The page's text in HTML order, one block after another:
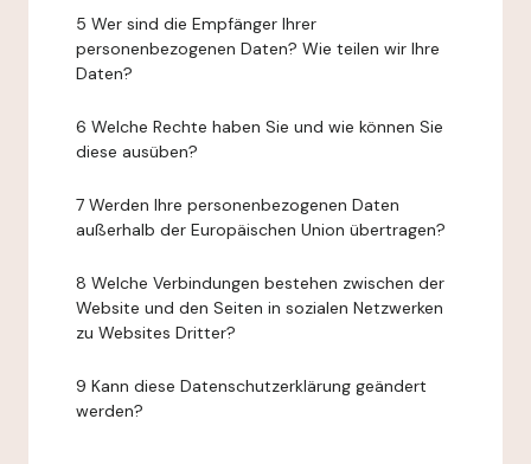
5 Wer sind die Empfänger Ihrer
personenbezogenen Daten? Wie teilen wir Ihre
Daten?
6 Welche Rechte haben Sie und wie können Sie
diese ausüben?
7 Werden Ihre personenbezogenen Daten
außerhalb der Europäischen Union übertragen?
8 Welche Verbindungen bestehen zwischen der
Website und den Seiten in sozialen Netzwerken
zu Websites Dritter?
9 Kann diese Datenschutzerklärung geändert
werden?